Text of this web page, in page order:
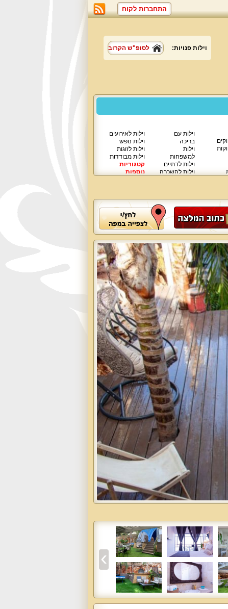
התחברות לקוח
וילות פנויות: לסופ"ש הקרוב
וילות עם
בריכה
וילות
למשפחות
וילות לדתיים
וילות להשכרה
וילות לאירועים
וילות נופש
וילות לזוגות
וילות מבודדות
קטגוריות
נוספות